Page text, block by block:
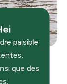
paisible
que des